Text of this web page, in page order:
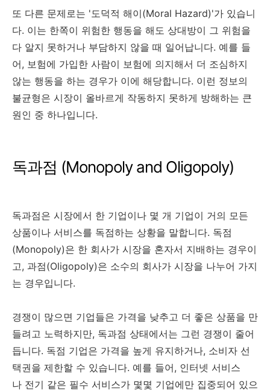
또 다른 문제로는 '도덕적 해이(Moral Hazard)'가 있습니
다. 이는 한쪽이 위험한 행동을 해도 상대방이 그 위험을
다 알지 못하거나 부담하지 않을 때 일어납니다. 예를 들
어, 보험에 가입한 사람이 보험에 의지해서 더 조심하지
않는 행동을 하는 경우가 이에 해당합니다. 이런 정보의
불균형은 시장이 올바르게 작동하지 못하게 방해하는 큰
원인 중 하나입니다.
독과점 (Monopoly and Oligopoly)
독과점은 시장에서 한 기업이나 몇 개 기업이 거의 모든
상품이나 서비스를 독점하는 상황을 말합니다. 독점
(Monopoly)은 한 회사가 시장을 혼자서 지배하는 경우이
고, 과점(Oligopoly)은 소수의 회사가 시장을 나누어 가지
는 경우입니다.
경쟁이 많으면 기업들은 가격을 낮추고 더 좋은 상품을 만
들려고 노력하지만, 독과점 상태에서는 그런 경쟁이 줄어
듭니다. 독점 기업은 가격을 높게 유지하거나, 소비자 선
택권을 제한할 수 있습니다. 예를 들어, 인터넷 서비스
나 전기 같은 필수 서비스가 몇몇 기업에만 집중되어 있으